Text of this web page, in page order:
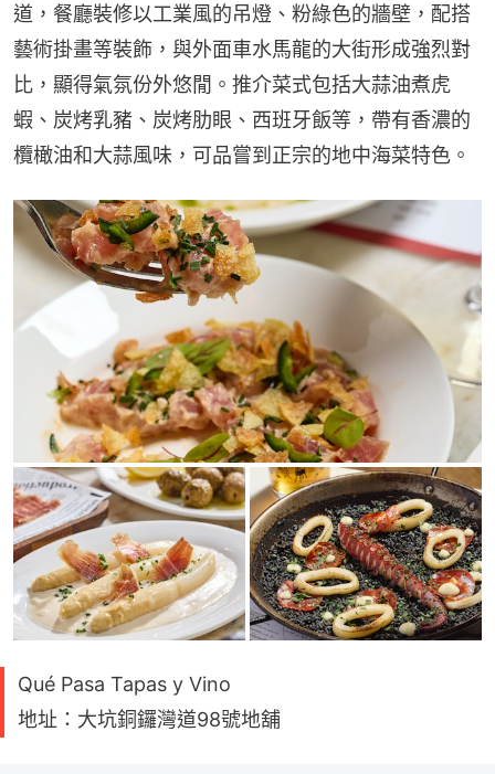
道，餐廳裝修以工業風的吊燈、粉綠色的牆壁，配搭
藝術掛畫等裝飾，與外面車水馬龍的大街形成強烈對
比，顯得氣氛份外悠閒。推介菜式包括大蒜油煮虎
蝦、炭烤乳豬、炭烤肋眼、西班牙飯等，帶有香濃的
欖橄油和大蒜風味，可品嘗到正宗的地中海菜特色。
Qué Pasa Tapas y Vino
地址：大坑銅鑼灣道98號地舖